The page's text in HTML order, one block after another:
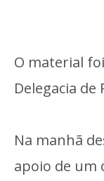
O material
Delegacia de
Na manhã
apoio de um